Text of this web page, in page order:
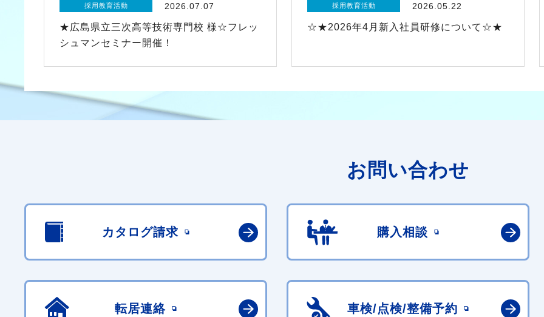
採用教育活動 2026.07.07
★広島県立三次高等技術専門校 様☆フレッ
シュマンセミナー開催！
採用教育活動 2026.05.22
☆★2026年4月新入社員研修について☆★
お問い合わせ
カタログ請求 購入相談
転居連絡 車検/点検/整備予約